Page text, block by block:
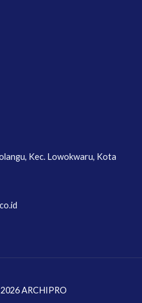
Kec. Lowokwaru, Kota
ARCHIPRO